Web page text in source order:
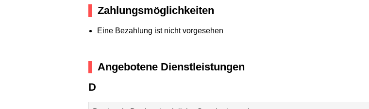
Zahlungsmöglichkeiten
Eine Bezahlung ist nicht vorgesehen
Angebotene Dienstleistungen
D